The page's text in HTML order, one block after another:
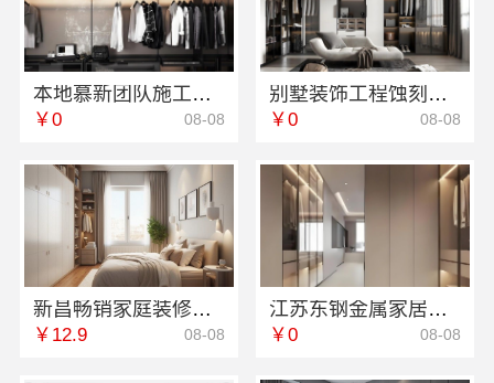
本地慕新团队施工方案客厅施工流程-慕新不锈钢
￥0 08-08
别墅装饰工程蚀刻工艺多少钱：江苏东钢金属家居
￥0 08-08
新昌畅销家庭装修，浙江宜美嘉性价比高
￥12.9 08-08
江苏东钢金属家居屏风隔断装饰工程意式极简
￥0 08-08